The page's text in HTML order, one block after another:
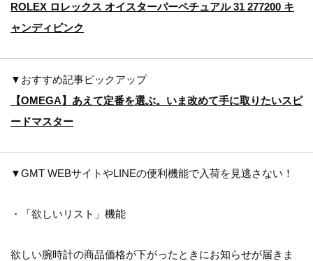
ROLEX ロレックス オイスターパーペチュアル 31 277200 キ
ャンディピンク
▼おすすめ記事ピックアップ
【OMEGA】あえて定番を選ぶ。いま改めて手に取りたいスピ
ードマスター
▼GMT WEBサイトやLINEの便利機能で入荷を見逃さない！
・「欲しいリスト」機能
欲しい腕時計の商品価格が下がったときにお知らせが届きま